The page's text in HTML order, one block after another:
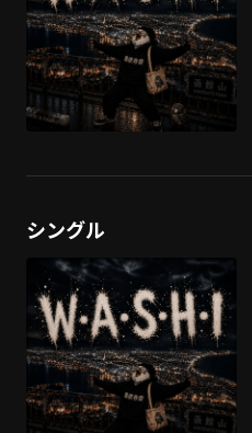
シングル